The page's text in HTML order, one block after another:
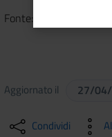
Fonte:
Aggiornato il 27/
Condividi